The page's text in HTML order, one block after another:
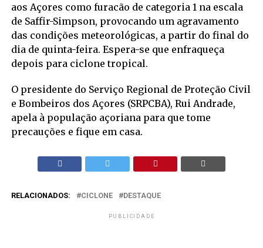
aos Açores como furacão de categoria 1 na escala
de Saffir-Simpson, provocando um agravamento
das condições meteorológicas, a partir do final do
dia de quinta-feira. Espera-se que enfraqueça
depois para ciclone tropical.
O presidente do Serviço Regional de Proteção Civil
e Bombeiros dos Açores (SRPCBA), Rui Andrade,
apela à população açoriana para que tome
precauções e fique em casa.
RELACIONADOS: CICLONE DESTAQUE
PUBLICIDADE